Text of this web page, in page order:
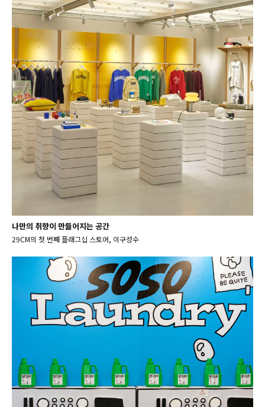
나만의 취향이 만들어지는 공간
29CM의 첫 번째 플래그십 스토어, 이구성수